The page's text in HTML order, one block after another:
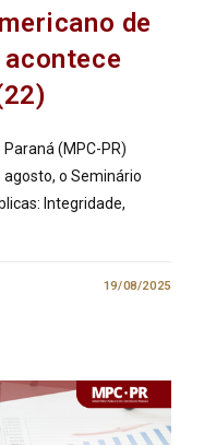
de
(MPC-PR)
o Seminário
Integridade,
19/08/2025